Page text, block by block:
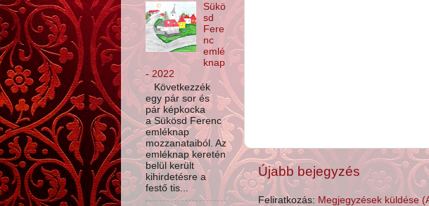
Újabb bejegyzés
Feliratkozás: Megjegyzések küldése
Sükö
sd
Fere
nc
emlé
knap
- 2022
Következzék
egy pár sor és
pár képkocka
a Sükösd Ferenc
emléknap
mozzanataiból. Az
emléknap keretén
belül került
kihirdetésre a
festő tis...